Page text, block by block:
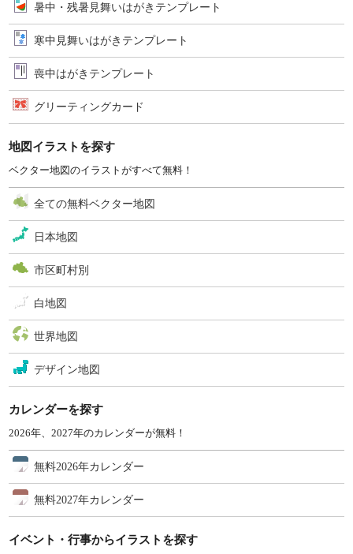
暑中・残暑見舞いはがきテンプレート
寒中見舞いはがきテンプレート
喪中はがきテンプレート
グリーティングカード
地図イラストを探す
ベクター地図のイラストがすべて無料！
全ての無料ベクター地図
日本地図
市区町村別
白地図
世界地図
デザイン地図
カレンダーを探す
2026年、2027年のカレンダーが無料！
無料2026年カレンダー
無料2027年カレンダー
イベント・行事からイラストを探す